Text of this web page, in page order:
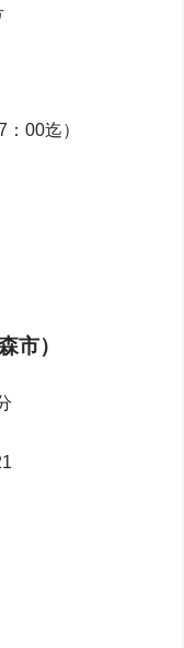
00迄）
市）